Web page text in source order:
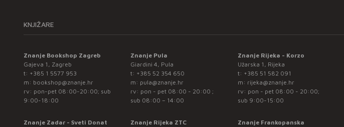
KNJIŽARE
Znanje Bookshop Zagreb
Gajeva 1, Zagreb
t: +385 1 5577 953
m: bookshop@znanje.hr
rv: pon-pet 08:00-20:00; sub
9:00-18:00
Znanje Pula
Giardini 4, Pula
t: +385 52 354 650
m: pula@znanje.hr
rv: pon - pet 08:00 - 20:00 ;
sub 08:00 – 14:00
Znanje Rijeka - Korzo
Užarska 1, Rijeka
t: +385 51 582 091
m: rijeka@znanje.hr
rv: pon - pet 08:00 - 20:00;
sub 9:00-15:00
Znanje Zadar - Sveti Donat
Znanje Rijeka ZTC
Znanje Frankopanska